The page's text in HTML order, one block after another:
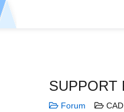
SUPPORT
Forum